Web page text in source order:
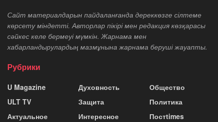
Сайт материалдарын пайдаланғанда дереккөзге сілтеме
көрсету міндетті. Авторлар пікірі мен редакция көзқарасы
сәйкес келе бермеуі мүмкін. Жарнама мен
хабарландырулардың мазмұнына жарнама беруші жауапты.
Рубрики
U Magazine
ULT TV
Актуальное
Духовность
Защита
Интересное
Общество
Политика
Постtimes